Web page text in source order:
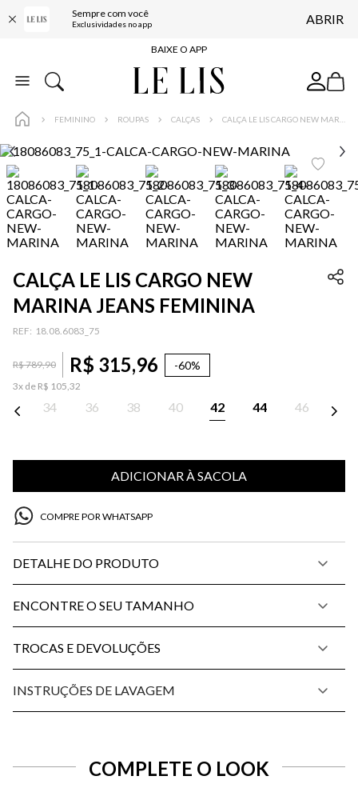
Sempre com você
Exclusividades no app ABRIR
FRETE GRÁTIS*
BAIXE O APP
10% OFF NA PRIMEIRA COMPRA*
FRETE GRÁTIS*
BAIXE O APP
10% OFF NA PRIMEIRA COMPRA*
FEMININO ROUPAS CALÇAS
CALÇA LE LIS CARGO NEW
MARINA JEANS FEMININA
: 18.08.6083_75
R$789,90 R$ 315,96 -60%
3x de R$ 105,32
34 36 38 40 42 44 46
ADICIONAR À SACOLA
COMPRE POR WHATSAPP
DETALHE DO PRODUTO
ENCONTRE O SEU TAMANHO
TROCAS E DEVOLUÇÕES
INSTRUÇÕES DE LAVAGEM
COMPLETE O LOOK